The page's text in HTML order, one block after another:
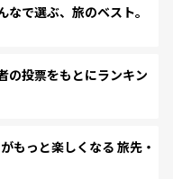
で選ぶ、旅のベスト。
投票をもとにランキン
っと楽しくなる 旅先・